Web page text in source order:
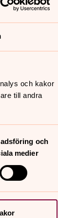
och kakor
till andra
och
medier